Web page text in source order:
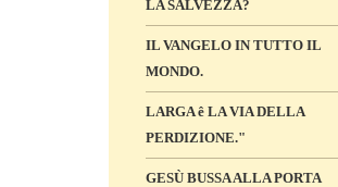
LA SALVEZZA?
IL VANGELO IN TUTTO IL
MONDO.
LARGA ê LA VIA DELLA
PERDIZIONE."
GESÙ BUSSA ALLA PORTA